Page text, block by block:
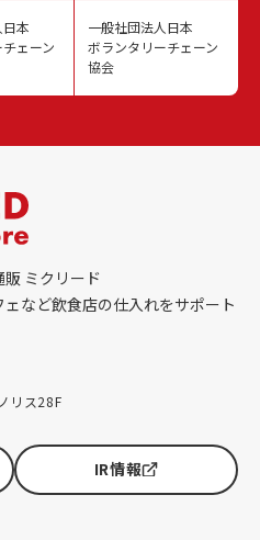
本
ェーン
一般社団法人日本
ボランタリーチェーン
協会
ミクリード
など飲食店の仕入れをサポート
リス28F
IR情報